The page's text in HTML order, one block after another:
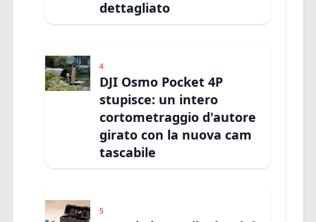
dettagliato
4
DJI Osmo Pocket 4P
stupisce: un intero
cortometraggio d'autore
girato con la nuova cam
tascabile
5